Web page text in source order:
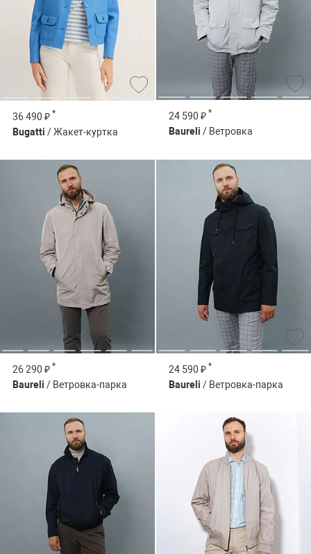
36 490 ₽ *
Bugatti / Жакет-куртка
24 590 ₽ *
Baureli / Ветровка
26 290 ₽ *
Baureli / Ветровка-парка
24 590 ₽ *
Baureli / Ветровка-парка